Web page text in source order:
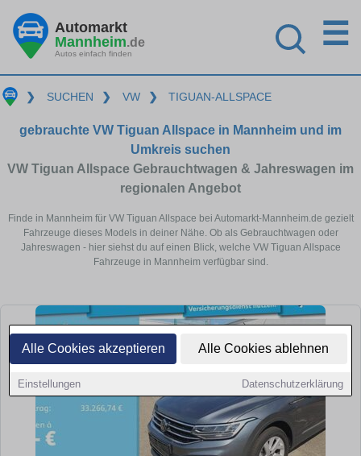
Alle Cookies akzeptieren Alle Cookies ablehnen
Einstellungen Datenschutzerklärung
Automarkt
Mannheim.de
Autos einfach finden
☰
❯ SUCHEN ❯ VW ❯ TIGUAN-ALLSPACE
gebrauchte VW Tiguan Allspace in Mannheim und im
Umkreis suchen
VW Tiguan Allspace Gebrauchtwagen & Jahreswagen im
regionalen Angebot
Finde in Mannheim für VW Tiguan Allspace bei Automarkt-Mannheim.de gezielt
Fahrzeuge dieses Models in deiner Nähe. Ob als Gebrauchtwagen oder
Jahreswagen - hier siehst du auf einen Blick, welche VW Tiguan Allspace
Fahrzeuge in Mannheim verfügbar sind.